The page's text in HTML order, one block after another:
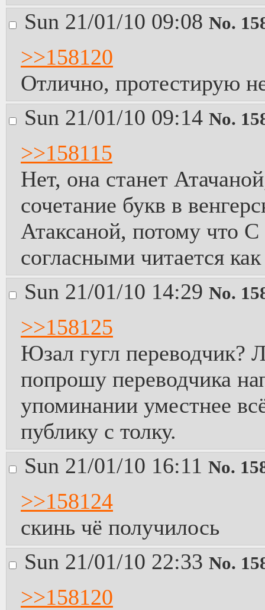
Sun 21/01/10 09:08 No.
>>158120
Отлично, протестирую
Sun 21/01/10 09:14 No.
>>158115
Нет, она станет
сочетание букв в
Атаксаной, потому что С
согласными читается
Sun 21/01/10 14:29 No.
>>158125
Юзал гугл переводчик?
попрошу переводчика
упоминании уместнее
публику с толку.
Sun 21/01/10 16:11 No.
>>158124
скинь чё получилось
Sun 21/01/10 22:33 No.
>>158120